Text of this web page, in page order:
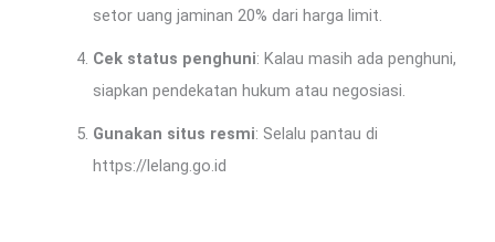
setor uang jaminan 20% dari harga limit.
Cek status penghuni: Kalau masih ada penghuni,
siapkan pendekatan hukum atau negosiasi.
Gunakan situs resmi: Selalu pantau di
https://lelang.go.id